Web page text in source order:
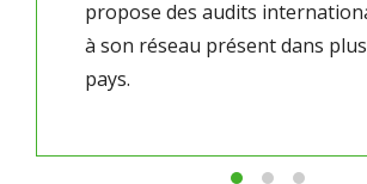
propose des audits
à son réseau présent dans
pays.